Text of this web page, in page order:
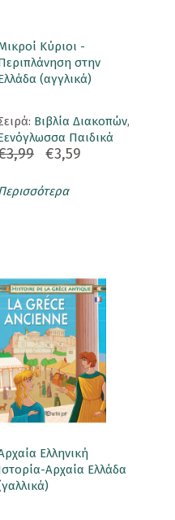
Κύριοι -
στην
(αγγλικά)
Βιβλία Διακοπών,
Παιδικά
€3,59
Ελληνική
Αρχαία Ελλάδα